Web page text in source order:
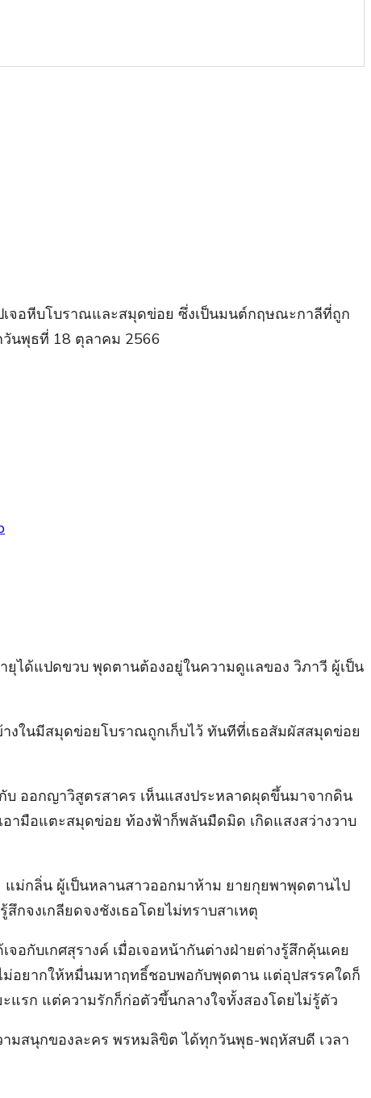
จอหีบโบราณและสมุดข่อย ซึ่งเป็นมนต์กฤษณะกาลีที่ถูก
วันพุธที่ 18 ตุลาคม 2566
ได้แปดขวบ พุดตานต้องอยู่ในความดูแลของ วิภาวี ผู้เป็น
ในมีสมุดข่อยโบราณถูกเก็บไว้ ทันทีที่เธอสัมผัสสมุดข่อย
บ ออกญาวิสูตรสาคร เห็นแสงประหลาดผุดขึ้นมาจากดิน
ามือแตะสมุดข่อย ท้องฟ้าก็พลันมืดมิด เกิดแสงสว่างวาบ
ม่กลิ่น ผู้เป็นหลานสาวออกมาห้าม ยายกุยพาพุดตานไป
จงเกลียดจงชังเธอโดยไม่ทราบสาเหตุ
อกับเกศสุรางค์ เมื่อเจอหน้ากันต่างฝ่ายต่างรู้สึกคุ้นเคย
ม่อยากให้หมื่นมหาฤทธิ์ชอบพอกับพุดตาน แต่อุปสรรคใดก็
รก แต่ความรักก็ก่อตัวขึ้นกลางใจทั้งสองโดยไม่รู้ตัว
มสนุกของละคร พรหมลิขิต ได้ทุกวันพุธ-พฤหัสบดี เวลา